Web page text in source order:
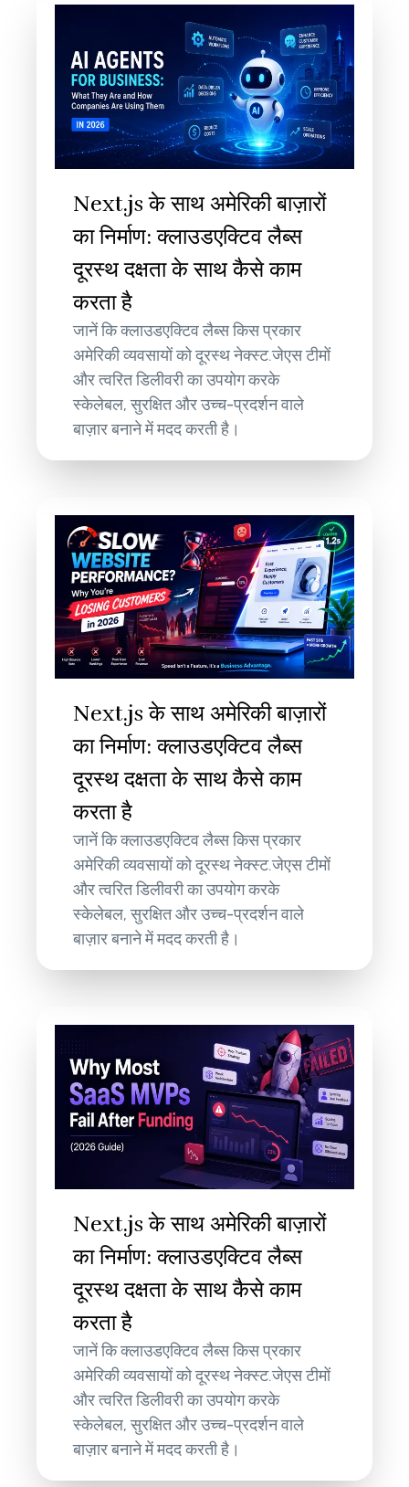
Next.js के साथ अमेरिकी बाज़ारों
का निर्माण: क्लाउडएक्टिव लैब्स
दूरस्थ दक्षता के साथ कैसे काम
करता है
जानें कि क्लाउडएक्टिव लैब्स किस प्रकार
अमेरिकी व्यवसायों को दूरस्थ नेक्स्ट.जेएस टीमों
और त्वरित डिलीवरी का उपयोग करके
स्केलेबल, सुरक्षित और उच्च-प्रदर्शन वाले
बाज़ार बनाने में मदद करती है।
Next.js के साथ अमेरिकी बाज़ारों
का निर्माण: क्लाउडएक्टिव लैब्स
दूरस्थ दक्षता के साथ कैसे काम
करता है
जानें कि क्लाउडएक्टिव लैब्स किस प्रकार
अमेरिकी व्यवसायों को दूरस्थ नेक्स्ट.जेएस टीमों
और त्वरित डिलीवरी का उपयोग करके
स्केलेबल, सुरक्षित और उच्च-प्रदर्शन वाले
बाज़ार बनाने में मदद करती है।
Next.js के साथ अमेरिकी बाज़ारों
का निर्माण: क्लाउडएक्टिव लैब्स
दूरस्थ दक्षता के साथ कैसे काम
करता है
जानें कि क्लाउडएक्टिव लैब्स किस प्रकार
अमेरिकी व्यवसायों को दूरस्थ नेक्स्ट.जेएस टीमों
और त्वरित डिलीवरी का उपयोग करके
स्केलेबल, सुरक्षित और उच्च-प्रदर्शन वाले
बाज़ार बनाने में मदद करती है।